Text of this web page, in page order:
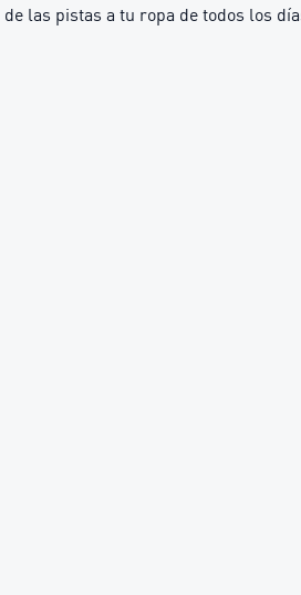
las pistas a tu ropa de todos los